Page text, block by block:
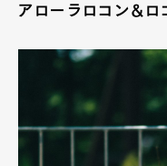
アローラロコン&ロ